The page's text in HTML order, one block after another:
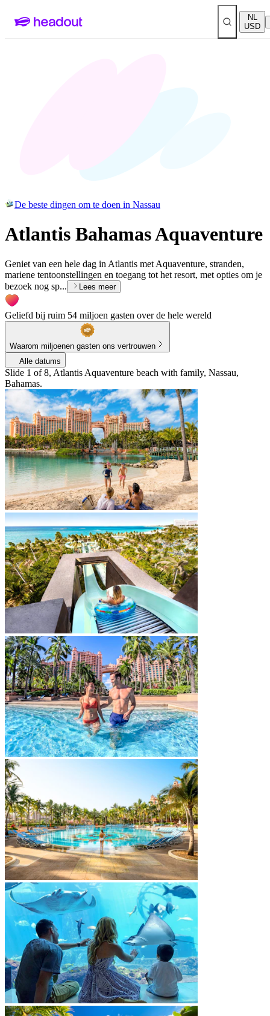
NL
USD
De beste dingen om te doen in Nassau
Atlantis Bahamas Aquaventure
Geniet van een hele dag in Atlantis met Aquaventure, stranden,
mariene tentoonstellingen en toegang tot het resort, met opties om je
bezoek nog sp...
Lees meer
Geliefd bij ruim 54 miljoen gasten over de hele wereld
Waarom miljoenen gasten ons vertrouwen
Alle datums
Slide 1 of 8, Atlantis Aquaventure beach with family, Nassau,
Bahamas.